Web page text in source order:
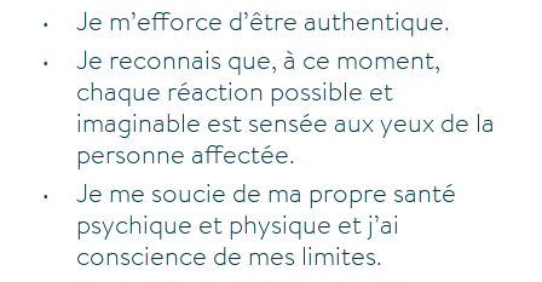
Je m’efforce d’être authentique.
Je reconnais que, à ce moment,
chaque réaction possible et
imaginable est sensée aux yeux de la
personne affectée.
Je me soucie de ma propre santé
psychique et physique et j’ai
conscience de mes limites.